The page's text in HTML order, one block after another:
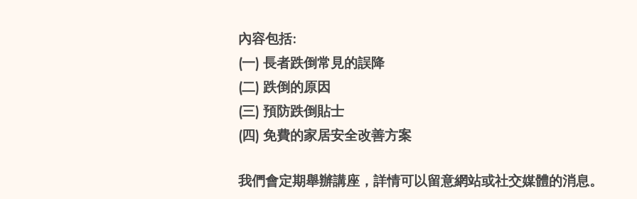
內容包括:
(一) 長者跌倒常見的誤降
(二) 跌倒的原因
(三) 預防跌倒貼士
(四) 免費的家居安全改善方案
我們會定期舉辦講座，詳情可以留意網站或社交媒體的消息。